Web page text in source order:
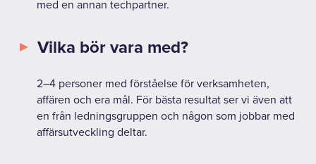
med en annan techpartner.
Vilka bör vara med?
2–4 personer med förståelse för verksamheten,
affären och era mål. För bästa resultat ser vi även att
en från ledningsgruppen och någon som jobbar med
affärsutveckling deltar.